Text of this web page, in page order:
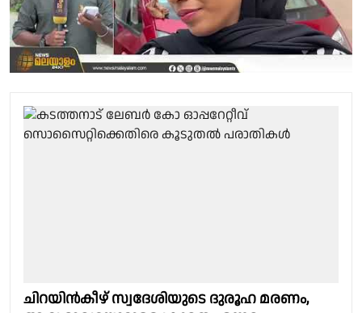
ചിറയിൻകീഴ് സ്വദേശിയുടെ ദുരൂഹ മരണം,